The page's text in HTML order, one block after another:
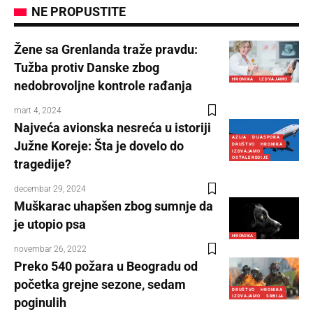
NE PROPUSTITE
HRONIKA IZDVAJAMO
Žene sa Grenlanda traže pravdu:
Tužba protiv Danske zbog
nedobrovoljne kontrole rađanja
mart 4, 2024
AZIJA
DIJASPORA
DRUŠTVO
HRONIKA
IZDVAJAMO
OSTALE REGIJE
Najveća avionska nesreća u istoriji
Južne Koreje: Šta je dovelo do
tragedije?
decembar 29, 2024
HRONIKA
Muškarac uhapšen zbog sumnje da
je utopio psa
novembar 26, 2022
DRUŠTVO
HRONIKA
IZDVAJAMO
SRBIJA
Preko 540 požara u Beogradu od
početka grejne sezone, sedam
poginulih